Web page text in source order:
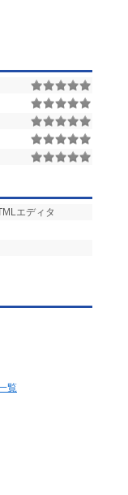
エディタ
覧